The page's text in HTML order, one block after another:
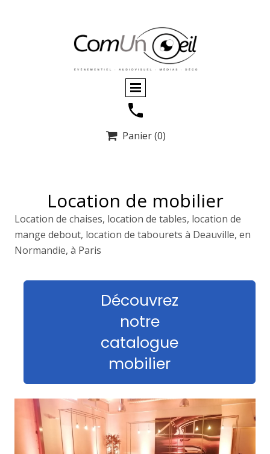
 Panier(0)
Location de mobilier
Location de chaises, location de tables, location de
mange debout, location de tabourets à Deauville, en
Normandie, à Paris
Découvrez
notre
catalogue
mobilier